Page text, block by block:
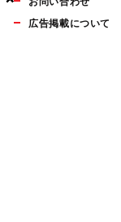
広告掲載について